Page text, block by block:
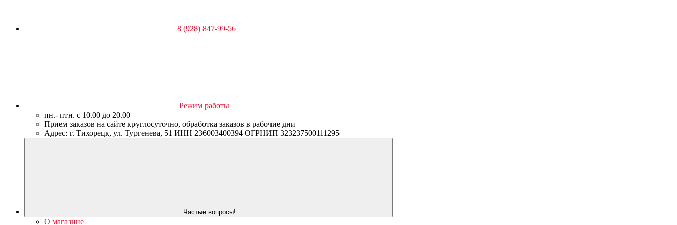
8 (928) 847-99-56
Режим работы
пн.- птн. c 10.00 до 20.00
Прием заказов на сайте круглосуточно, обработка заказов в рабочие дни
Адрес: г. Тихорецк, ул. Тургенева, 51 ИНН 236003400394 ОГРНИП 323237500111295
Частые вопросы!
О магазине